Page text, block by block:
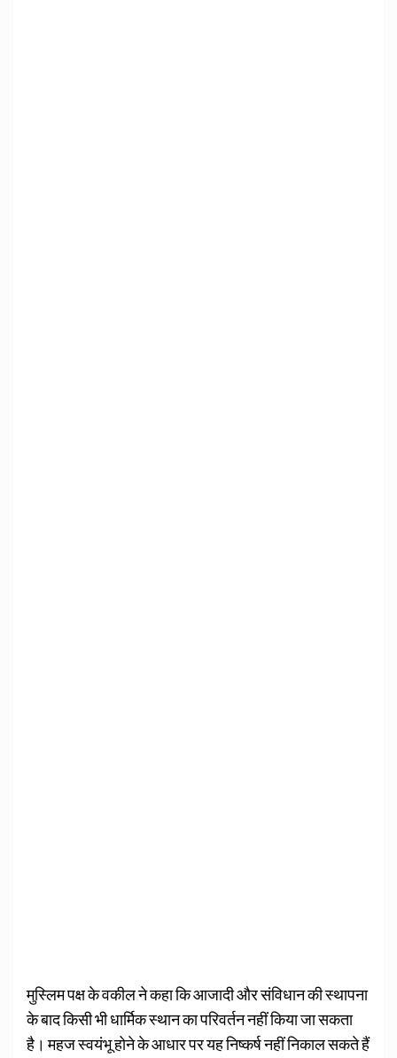
मुस्लिम पक्ष के वकील ने कहा कि आजादी और संविधान की स्थापना
के बाद किसी भी धार्मिक स्थान का परिवर्तन नहीं किया जा सकता
है। महज स्वयंभू होने के आधार पर यह निष्कर्ष नहीं निकाल सकते हैं